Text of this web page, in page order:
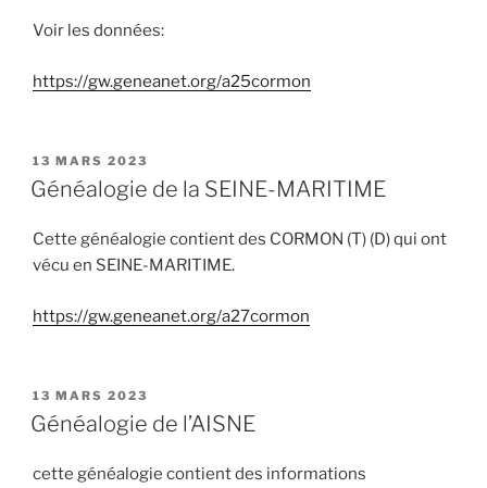
Voir les données:
https://gw.geneanet.org/a25cormon
PUBLIÉ
LE
13 MARS 2023
Généalogie de la SEINE-MARITIME
Cette généalogie contient des CORMON (T) (D) qui ont
vécu en SEINE-MARITIME.
https://gw.geneanet.org/a27cormon
PUBLIÉ
LE
13 MARS 2023
Généalogie de l’AISNE
cette généalogie contient des informations